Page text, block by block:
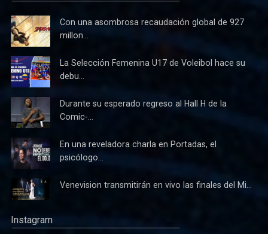
Con una asombrosa recaudación global de 927
millon...
La Selección Femenina U17 de Voleibol hace su
debu...
Durante su esperado regreso al Hall H de la
Comic-...
En una reveladora charla en Portadas, el
psicólogo...
Venevision transmitirán en vivo las finales del Mi...
Instagram